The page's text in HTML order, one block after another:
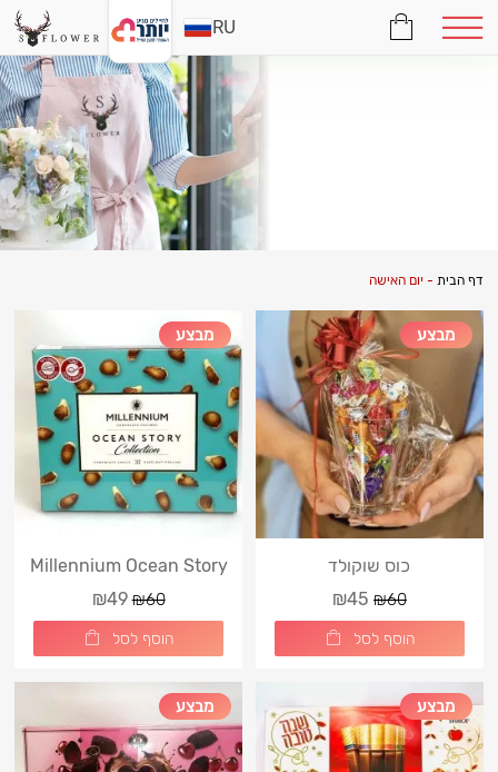
דף הבית - יום האישה
מבצע
כוס שוקולד
₪60
₪45
הוסף לסל
מבצע
Millennium Ocean Story
₪60
₪49
הוסף לסל
מבצע מבצע
RU